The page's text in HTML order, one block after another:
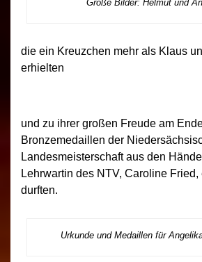
Große Bilder: Helmut und
die ein Kreuzchen mehr als Klaus
erhielten
und zu ihrer großen Freude am
Bronzemedaillen der
Landesmeisterschaft aus den
Lehrwartin des NTV, Caroline
durften.
Urkunde und Medaillen für